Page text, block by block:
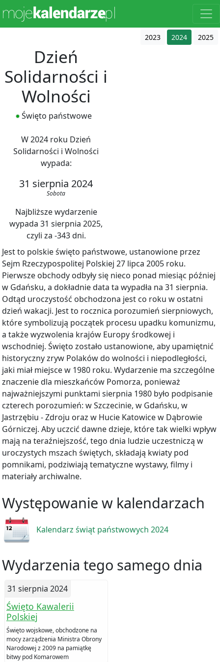
2023 2024 2025
Dzień
Solidarności i
Wolności
Święto państwowe
W 2024 roku Dzień
Solidarności i Wolności
wypada:
31 sierpnia 2024
Sobota
Najbliższe wydarzenie
wypada 31 sierpnia 2025,
czyli za -343 dni.
Jest to polskie święto państwowe, ustanowione przez
Sejm Rzeczypospolitej Polskiej 27 lipca 2005 roku.
Pierwsze obchody odbyły się nieco ponad miesiąc później
w Gdańsku, a dokładnie data ta wypadła na 31 sierpnia.
Odtąd uroczystość obchodzona jest co roku w ostatni
dzień wakacji. Jest to rocznica porozumień sierpniowych,
które symbolizują początek procesu upadku komunizmu,
a także wyzwolenia krajów Europy środkowej i
wschodniej. Święto zostało ustanowione, aby upamiętnić
historyczny zryw Polaków do wolności i niepodległości,
jaki miał miejsce w 1980 roku. Wydarzenie ma szczególne
znaczenie dla mieszkańców Pomorza, ponieważ
najważniejszymi punktami sierpnia 1980 było podpisanie
czterech porozumień: w Szczecinie, w Gdańsku, w
Jastrzębiu - Zdroju oraz w Hucie Katowice w Dąbrowie
Górniczej. Aby uczcić dawne dzieje, które tak wielki wpływ
mają na teraźniejszość, tego dnia ludzie uczestniczą w
uroczystych mszach świętych, składają kwiaty pod
pomnikami, podziwiają tematyczne wystawy, filmy i
materiały archiwalne.
Występowanie w kalendarzach
Kalendarz świąt państwowych 2024
Wydarzenia tego samego dnia
31 sierpnia 2024
Święto Kawalerii
Polskiej
Święto wojskowe, obchodzone na
mocy zarządzenia Ministra Obrony
Narodowej z 2009 na pamiątkę
bitwy pod Komarowem